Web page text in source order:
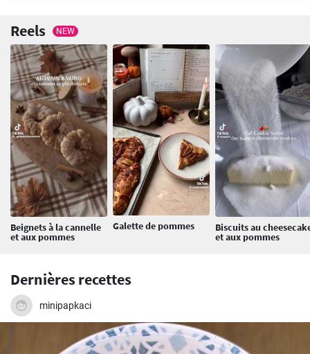
Reels NEW
Beignets à la cannelle
et aux pommes
Galette de pommes Biscuits au
et aux pommes
Dernières recettes
minipapkaci